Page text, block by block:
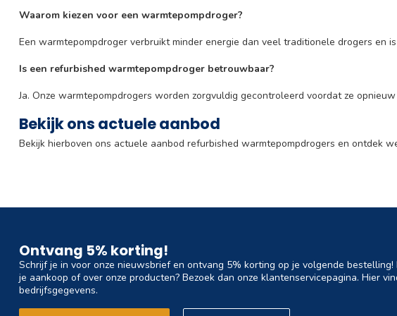
Waarom kiezen voor een warmtepompdroger?
Een warmtepompdroger verbruikt minder energie dan veel traditionele drogers en
Is een refurbished warmtepompdroger betrouwbaar?
Ja. Onze warmtepompdrogers worden zorgvuldig gecontroleerd voordat ze
Bekijk ons actuele aanbod
Bekijk hierboven ons actuele aanbod refurbished warmtepompdrogers en ontdek
Ontvang 5% korting!
Schrijf je in voor onze nieuwsbrief en ontvang 5% korting op je volgende bestelling!
je aankoop of over onze producten? Bezoek dan onze klantenservicepagina. Hier
bedrijfsgegevens.